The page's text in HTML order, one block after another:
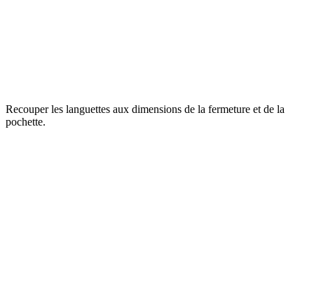
Recouper les languettes aux dimensions de la fermeture et de la
pochette.